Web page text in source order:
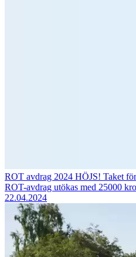
ROT avdrag 2024 HÖJS! Taket
ROT-avdrag utökas med 25000
22.04.2024